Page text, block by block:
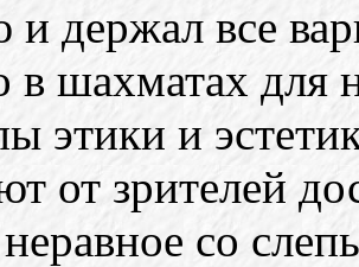
и держал все
в шахматах для
этики и
от зрителей
неравное со